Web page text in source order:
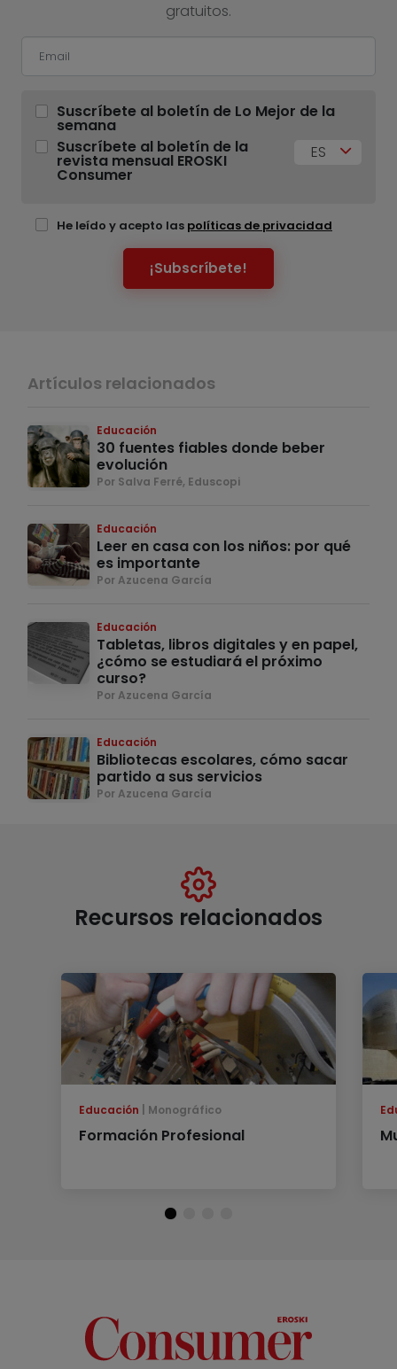
gratuitos.
Suscríbete al boletín de Lo Mejor de la
semana
Suscríbete al boletín de la
revista mensual EROSKI
Consumer
ES
He leído y acepto las políticas de privacidad
¡Subscríbete!
Artículos relacionados
Educación
30 fuentes fiables donde beber
evolución
Por Salva Ferré, Eduscopi
Educación
Leer en casa con los niños: por qué
es importante
Por Azucena García
Educación
Tabletas, libros digitales y en papel,
¿cómo se estudiará el próximo
curso?
Por Azucena García
Educación
Bibliotecas escolares, cómo sacar
partido a sus servicios
Por Azucena García
Recursos relacionados
Educación Monográfico
Formación Profesional